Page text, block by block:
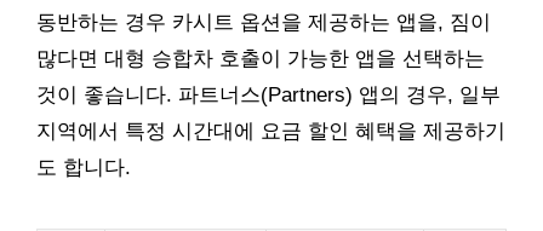
동반하는 경우 카시트 옵션을 제공하는 앱을, 짐이
많다면 대형 승합차 호출이 가능한 앱을 선택하는
것이 좋습니다. 파트너스(Partners) 앱의 경우, 일부
지역에서 특정 시간대에 요금 할인 혜택을 제공하기
도 합니다.